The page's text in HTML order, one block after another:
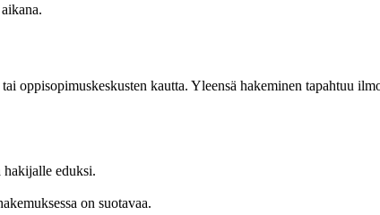
oppisopimuskeskusten kautta. Yleensä hakeminen tapahtuu
hakijalle eduksi.
on suotavaa.